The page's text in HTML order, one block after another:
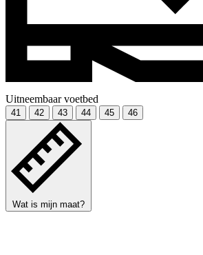
Uitneembaar voetbed
41 42 43 44 45 46
Wat is mijn maat?